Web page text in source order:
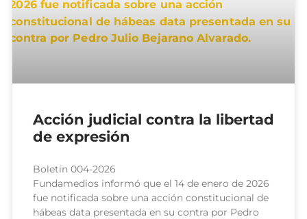
Acción judicial contra la libertad
de expresión
Boletín 004-2026
Fundamedios informó que el 14 de enero de 2026
fue notificada sobre una acción constitucional de
hábeas data presentada en su contra por Pedro